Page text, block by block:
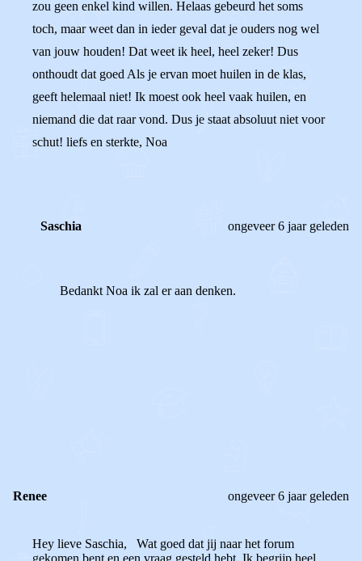
zou geen enkel kind willen. Helaas gebeurd het soms
toch, maar weet dan in ieder geval dat je ouders nog wel
van jouw houden! Dat weet ik heel, heel zeker! Dus
onthoudt dat goed Als je ervan moet huilen in de klas,
geeft helemaal niet! Ik moest ook heel vaak huilen, en
niemand die dat raar vond. Dus je staat absoluut niet voor
schut! liefs en sterkte, Noa
Saschia ongeveer 6 jaar geleden
Bedankt Noa ik zal er aan denken.
Renee ongeveer 6 jaar geleden
Hey lieve Saschia, Wat goed dat jij naar het forum
gekomen bent en een vraag gesteld hebt. Ik begrijp heel